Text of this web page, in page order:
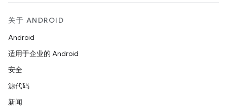
关于 ANDROID
Android
适用于企业的 Android
安全
源代码
新闻